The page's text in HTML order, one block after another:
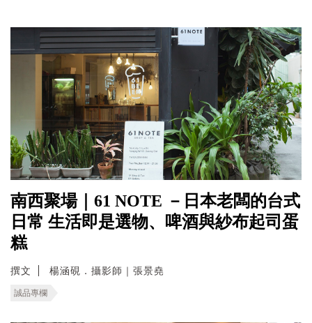
南西聚場｜61 NOTE －日本老闆的台式
日常 生活即是選物、啤酒與紗布起司蛋
糕
撰文 楊涵硯．攝影師｜張景堯
誠品專欄